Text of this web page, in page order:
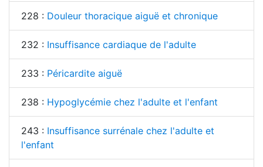
228 : Douleur thoracique aiguë et chronique
232 : Insuffisance cardiaque de l'adulte
233 : Péricardite aiguë
238 : Hypoglycémie chez l'adulte et l'enfant
243 : Insuffisance surrénale chez l'adulte et
l'enfant